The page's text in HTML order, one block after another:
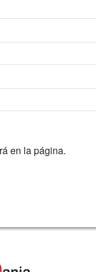
en la página.